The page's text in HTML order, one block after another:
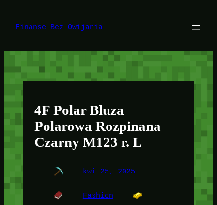
treści
Finanse Bez Owijania
4F Polar Bluza
Polarowa Rozpinana
Czarny M123 r. L
kwi 25, 2025
Fashion